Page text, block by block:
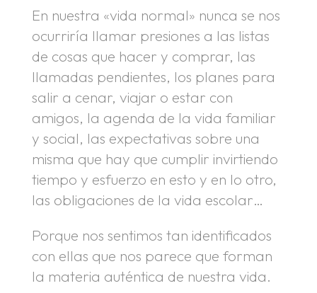
En nuestra «vida normal» nunca se nos
ocurriría llamar presiones a las listas
de cosas que hacer y comprar, las
llamadas pendientes, los planes para
salir a cenar, viajar o estar con
amigos, la agenda de la vida familiar
y social, las expectativas sobre una
misma que hay que cumplir invirtiendo
tiempo y esfuerzo en esto y en lo otro,
las obligaciones de la vida escolar…
Porque nos sentimos tan identificados
con ellas que nos parece que forman
la materia auténtica de nuestra vida.